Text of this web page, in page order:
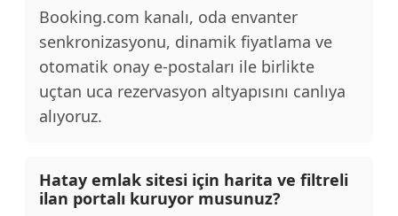
Booking.com kanalı, oda envanter
senkronizasyonu, dinamik fiyatlama ve
otomatik onay e-postaları ile birlikte
uçtan uca rezervasyon altyapısını canlıya
alıyoruz.
Hatay emlak sitesi için harita ve filtreli
ilan portalı kuruyor musunuz?